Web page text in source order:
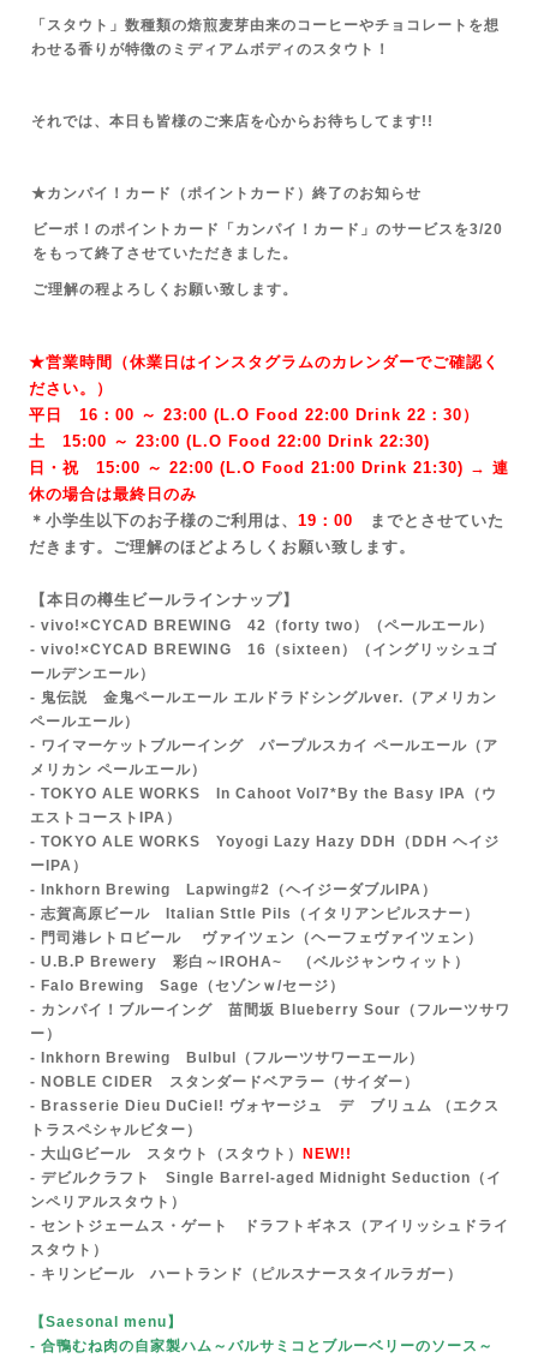
「スタウト」数種類の焙煎麦芽由来のコーヒーやチョコレートを想
わせる香りが特徴のミディアムボディのスタウト！
それでは、本日も皆様のご来店を心からお待ちしてます!!
★カンパイ！カード（ポイントカード）終了のお知らせ
ビーボ！のポイントカード「カンパイ！カード」のサービスを3/20
をもって終了させていただきました。
ご理解の程よろしくお願い致します。
★営業時間（休業日はインスタグラムのカレンダーでご確認く
ださい。）
平日 16：00 ～ 23:00 (L.O Food 22:00 Drink 22：30）
土 15:00 ～ 23:00 ( L.O Food 22:00 Drink 22:30)
日・祝 15:00 ～ 22:00 ( L.O Food 21:00 Drink 21:30) → 連
休の場合は最終日のみ
＊小学生以下のお子様のご利用は、 19：00
までとさせていた
だきます。ご理解のほどよろしくお願い致します。
【本日の樽生ビールラインナップ】
- vivo!×CYCAD BREWING 42（forty two）
（ペールエール）
- vivo!×CYCAD BREWING 16（sixteen）（イングリッシュゴ
ールデンエール）
- 鬼伝説 金鬼ペールエール エルドラドシングルver. （アメリカン
ペールエール）
- ワイマーケットブルーイング パープルスカイ ペールエール（ア
メリカン ペールエール）
- TOKYO ALE WORKS In Cahoot Vol7*By the Basy IPA（ウ
エストコーストIPA）
- TOKYO ALE WORKS Yoyogi Lazy Hazy DDH
（DDH ヘイジ
ーIPA）
- Inkhorn Brewing Lapwing#2（ヘイジーダブルIPA）
- 志賀高原ビール Italian Sttle Pils（イタリアンピルスナー）
- 門司港レトロビール ヴァイツェン（ヘーフェヴァイツェン）
- U.B.P Brewery 彩白～IROHA~ （ベルジャンウィット）
- Falo Brewing Sage （セゾンｗ/セージ）
- カンパイ！ブルーイング 苗間坂 Blueberry Sour（フルーツサワ
ー）
- Inkhorn Brewing Bulbul（フルーツサワーエール）
- NOBLE CIDER スタンダードベアラー（サイダー）
- Brasserie Dieu DuCiel! ヴォヤージュ デ ブリュム （エクス
トラスペシャルビター）
- 大山Gビール スタウト（スタウト）
NEW!!
- デビルクラフト Single Barrel-aged Midnight Seduction（イ
ンペリアルスタウト）
- セントジェームス・ゲート ドラフトギネス（アイリッシュドライ
スタウト）
- キリンビール ハートランド（ピルスナースタイルラガー）
【Saesonal menu 】
- 合鴨むね肉の自家製ハム～バルサミコとブルーベリーのソース～